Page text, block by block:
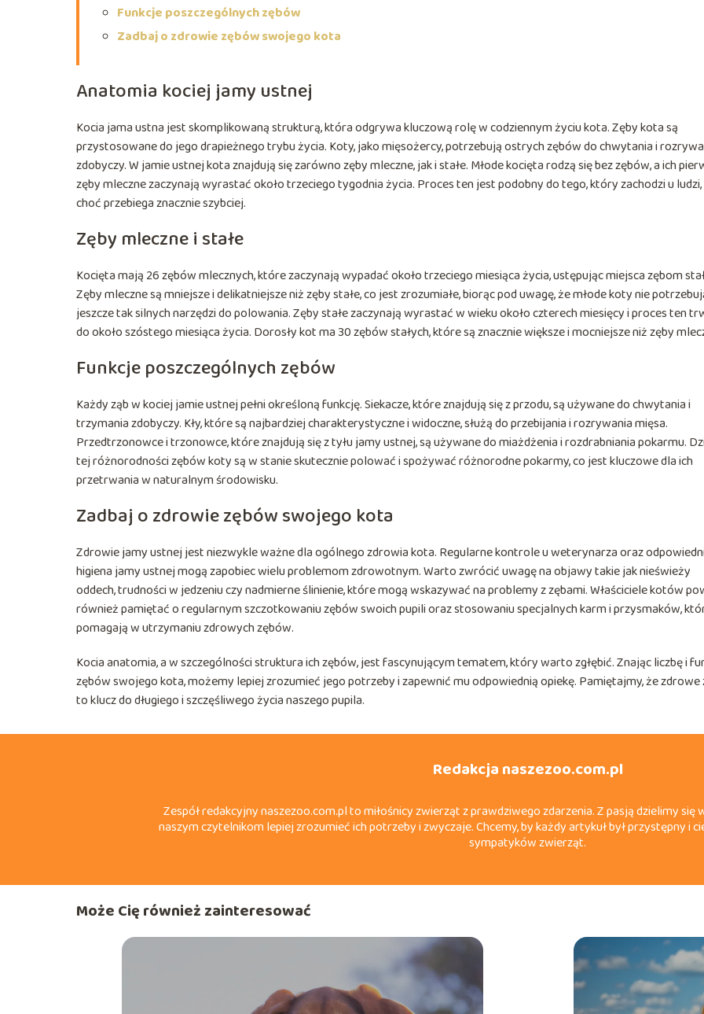
Funkcje poszczególnych zębów
Zadbaj o zdrowie zębów swojego kota
Anatomia kociej jamy ustnej
Kocia jama ustna jest skomplikowaną strukturą, która odgrywa kluczową rolę w codziennym życiu kota. Zęby kota są
przystosowane do jego drapieżnego trybu życia. Koty, jako mięsożercy, potrzebują ostrych zębów do chwytania i
zdobyczy. W jamie ustnej kota znajdują się zarówno zęby mleczne, jak i stałe. Młode kocięta rodzą się bez zębów, a ich
zęby mleczne zaczynają wyrastać około trzeciego tygodnia życia. Proces ten jest podobny do tego, który zachodzi u ludzi,
choć przebiega znacznie szybciej.
Zęby mleczne i stałe
Kocięta mają 26 zębów mlecznych, które zaczynają wypadać około trzeciego miesiąca życia, ustępując miejsca zębom
Zęby mleczne są mniejsze i delikatniejsze niż zęby stałe, co jest zrozumiałe, biorąc pod uwagę, że młode koty nie
jeszcze tak silnych narzędzi do polowania. Zęby stałe zaczynają wyrastać w wieku około czterech miesięcy i proces ten
do około szóstego miesiąca życia. Dorosły kot ma 30 zębów stałych, które są znacznie większe i mocniejsze niż zęby
Funkcje poszczególnych zębów
Każdy ząb w kociej jamie ustnej pełni określoną funkcję. Siekacze, które znajdują się z przodu, są używane do chwytania i
trzymania zdobyczy. Kły, które są najbardziej charakterystyczne i widoczne, służą do przebijania i rozrywania mięsa.
Przedtrzonowce i trzonowce, które znajdują się z tyłu jamy ustnej, są używane do miażdżenia i rozdrabniania pokarmu.
tej różnorodności zębów koty są w stanie skutecznie polować i spożywać różnorodne pokarmy, co jest kluczowe dla ich
przetrwania w naturalnym środowisku.
Zadbaj o zdrowie zębów swojego kota
Zdrowie jamy ustnej jest niezwykle ważne dla ogólnego zdrowia kota. Regularne kontrole u weterynarza oraz
higiena jamy ustnej mogą zapobiec wielu problemom zdrowotnym. Warto zwrócić uwagę na objawy takie jak nieświeży
oddech, trudności w jedzeniu czy nadmierne ślinienie, które mogą wskazywać na problemy z zębami. Właściciele kotów
również pamiętać o regularnym szczotkowaniu zębów swoich pupili oraz stosowaniu specjalnych karm i przysmaków,
pomagają w utrzymaniu zdrowych zębów.
Kocia anatomia, a w szczególności struktura ich zębów, jest fascynującym tematem, który warto zgłębić. Znając liczbę i
zębów swojego kota, możemy lepiej zrozumieć jego potrzeby i zapewnić mu odpowiednią opiekę. Pamiętajmy, że zdrowe
to klucz do długiego i szczęśliwego życia naszego pupila.
Redakcja naszezoo.com.pl
Zespół redakcyjny naszezoo.com.pl to miłośnicy zwierząt z prawdziwego zdarzenia. Z pasją dzielimy
naszym czytelnikom lepiej zrozumieć ich potrzeby i zwyczaje. Chcemy, by każdy artykuł był przystępny i
sympatyków zwierząt.
Może Cię również zainteresować